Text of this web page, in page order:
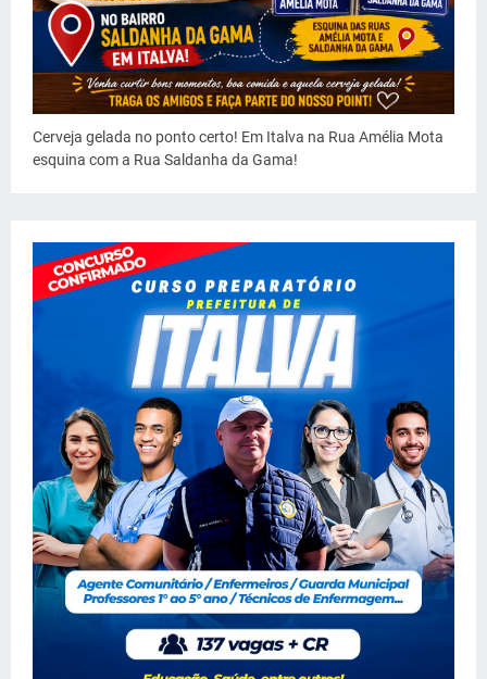
Cerveja gelada no ponto certo! Em Italva na Rua Amélia Mota
esquina com a Rua Saldanha da Gama!